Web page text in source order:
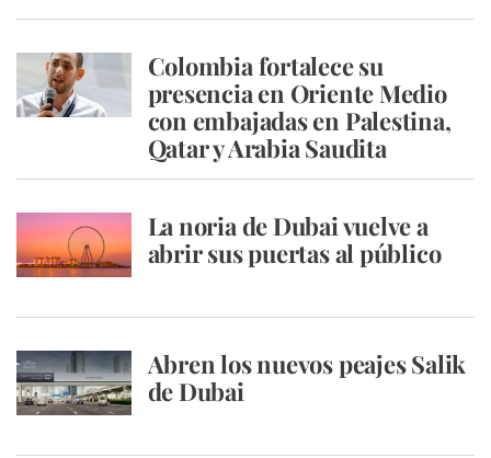
Colombia fortalece su
presencia en Oriente Medio
con embajadas en Palestina,
Qatar y Arabia Saudita
La noria de Dubai vuelve a
abrir sus puertas al público
Abren los nuevos peajes Salik
de Dubai